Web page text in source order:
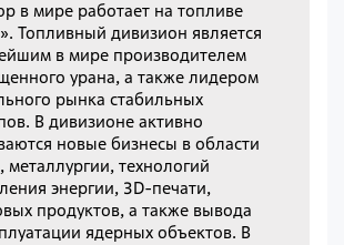
в мире работает на топливе
Топливный дивизион является
в мире производителем
урана, а также лидером
рынка стабильных
В дивизионе активно
новые бизнесы в области
металлургии, технологий
энергии, 3D-печати,
продуктов, а также вывода
ядерных объектов. В